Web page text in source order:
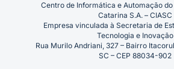
Centro de Informática e Automação do
Catarina S.A. – CIASC
Empresa vinculada à Secretaria de
Tecnologia e Inovação
Rua Murilo Andriani, 327 – Bairro
SC – CEP 88034-902